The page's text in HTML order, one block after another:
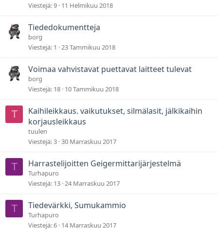
Viestejä 9 11 Helmikuu 2018
Tiededokumentteja
borg
Viestejä 1 23 Tammikuu 2018
Voimaa vahvistavat puettavat laitteet tulevat
borg
Viestejä 18 10 Tammikuu 2018
T
Kaihileikkaus. vaikutukset, silmälasit, jälkikaihin
korjausleikkaus
tuulen
Viestejä 3 30 Marraskuu 2017
T Harrastelijoitten Geigermittarijärjestelmä
Turhapuro
Viestejä 13 24 Marraskuu 2017
T Tiedevärkki, Sumukammio
Turhapuro
Viestejä 6 14 Marraskuu 2017